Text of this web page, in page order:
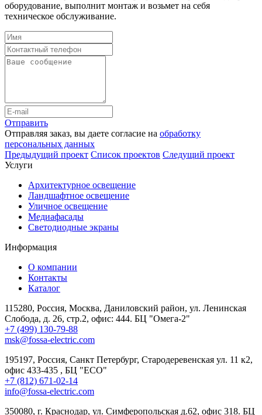
оборудование, выполнит монтаж и возьмет на себя
техническое обслуживание.
Отправить
Отправляя заказ, вы даете согласие на обработку
персональных данных
Предыдущий проект Список проектов Следущий проект
Услуги
Архитектурное освещение
Ландшафтное освещение
Уличное освещение
Медиафасады
Светодиодные экраны
Информация
О компании
Контакты
Каталог
115280, Россия, Москва, Даниловский район, ул. Ленинская
Слобода, д. 26, стр.2, офис: 444. БЦ "Омега-2"
+7 (499) 130-79-88
msk@fossa-electric.com
195197, Россия, Санкт Петербург, Стародеревенская ул. 11 к2,
офис 433-435 , БЦ "ECO"
+7 (812) 671-02-14
info@fossa-electric.com
350080, г. Краснодар, ул. Симферопольская д.62, офис 318. БЦ